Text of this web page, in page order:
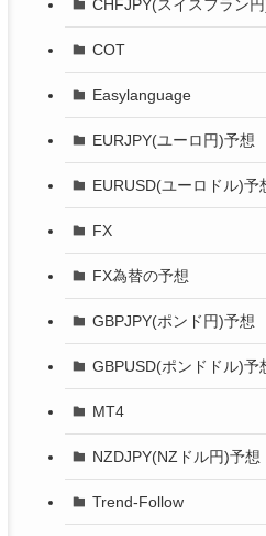
CHFJPY(スイスフラン
COT
Easylanguage
EURJPY(ユーロ円)予想
EURUSD(ユーロドル)予
FX
FX為替の予想
GBPJPY(ポンド円)予想
GBPUSD(ポンドドル)予
MT4
NZDJPY(NZドル円)予想
Trend-Follow